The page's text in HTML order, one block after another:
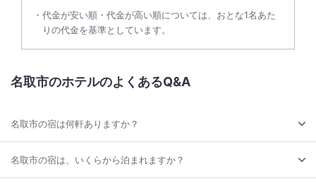
代金が安い順・代金が高い順については、おとな1名あた
りの代金を基準としています。
名取市のホテルのよくあるQ&A
名取市の宿は何軒ありますか？
名取市の宿は、いくらから泊まれますか？